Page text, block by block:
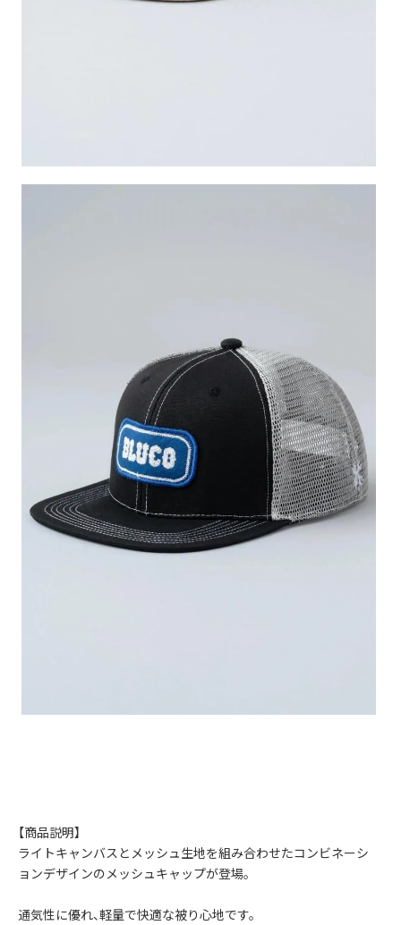
【商品説明】
ライトキャンバスとメッシュ生地を組み合わせたコンビネーシ
ョンデザインのメッシュキャップが登場。
通気性に優れ、軽量で快適な被り心地です。